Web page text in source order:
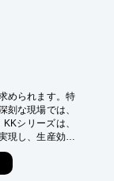
められます。特
刻な現場では、
シリーズは、
現し、生産効率